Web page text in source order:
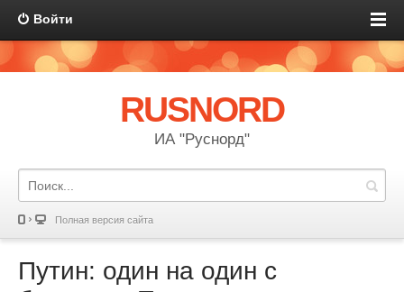
Войти
RUSNORD
ИА "Руснорд"
Полная версия сайта
Путин: один на один с